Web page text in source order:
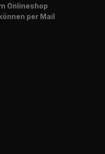
Onlineshop
per Mail